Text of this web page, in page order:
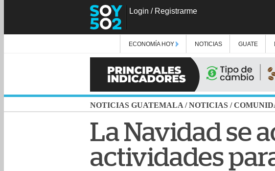
Login / Registrarme
ECONOMÍA HOY NOTICIAS GUATE
NOTICIAS GUATEMALA /NOTICIAS /
La Navidad se
actividades